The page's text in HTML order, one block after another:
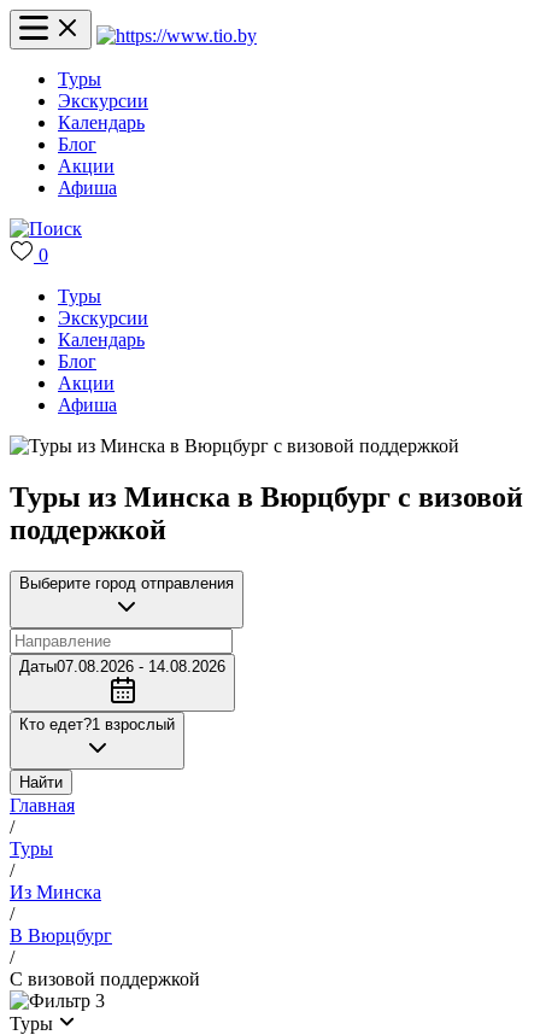
Туры
Экскурсии
Календарь
Блог
Акции
Афиша
0
Туры
Экскурсии
Календарь
Блог
Акции
Афиша
Туры из Минска в Вюрцбург с визовой
поддержкой
Выберите город отправления
Даты07.08.2026 - 14.08.2026
Кто едет?1 взрослый
Найти
Главная
/
Туры
/
Из Минска
/
В Вюрцбург
/
С визовой поддержкой
3
Туры